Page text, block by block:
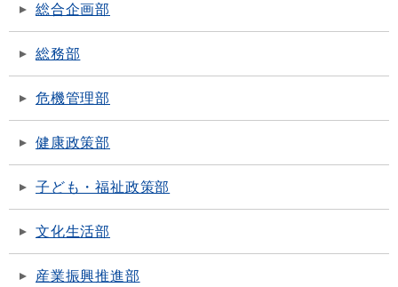
総合企画部
総務部
危機管理部
健康政策部
子ども・福祉政策部
文化生活部
産業振興推進部